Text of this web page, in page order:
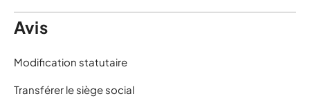
Avis
Modification statutaire
Transférer le siège social